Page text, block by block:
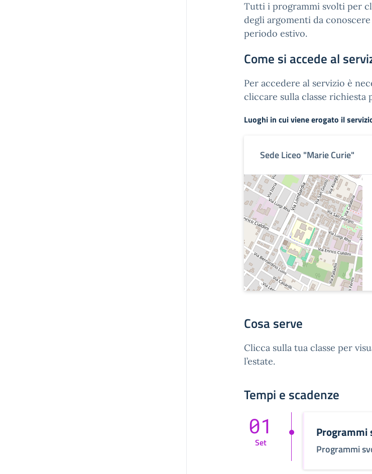
Tutti i programmi svolti per
degli argomenti da
periodo estivo.
Come si accede al
Per accedere al servizio è
cliccare sulla classe richiesta
Luoghi in cui viene erogato il
Sede Liceo "Marie Curie"
Cosa serve
Clicca sulla tua classe per
l’estate.
Tempi e scadenze
Programmi
Programmi
01
Set